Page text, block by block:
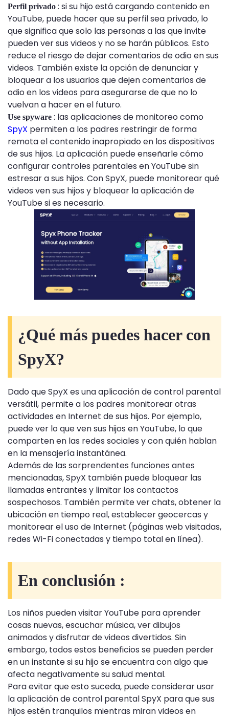
Perfil privado : si su hijo está cargando contenido en
YouTube, puede hacer que su perfil sea privado, lo
que significa que solo las personas a las que invite
pueden ver sus videos y no se harán públicos. Esto
reduce el riesgo de dejar comentarios de odio en sus
videos. También existe la opción de denunciar y
bloquear a los usuarios que dejen comentarios de
odio en los videos para asegurarse de que no lo
vuelvan a hacer en el futuro.
Use spyware : las aplicaciones de monitoreo como
SpyX permiten a los padres restringir de forma
remota el contenido inapropiado en los dispositivos
de sus hijos. La aplicación puede enseñarle cómo
configurar controles parentales en YouTube sin
estresar a sus hijos. Con SpyX, puede monitorear qué
videos ven sus hijos y bloquear la aplicación de
YouTube si es necesario.
¿Qué más puedes hacer con
SpyX?
Dado que SpyX es una aplicación de control parental
versátil, permite a los padres monitorear otras
actividades en Internet de sus hijos. Por ejemplo,
puede ver lo que ven sus hijos en YouTube, lo que
comparten en las redes sociales y con quién hablan
en la mensajería instantánea.
Además de las sorprendentes funciones antes
mencionadas, SpyX también puede bloquear las
llamadas entrantes y limitar los contactos
sospechosos. También permite ver chats, obtener la
ubicación en tiempo real, establecer geocercas y
monitorear el uso de Internet (páginas web visitadas,
redes Wi-Fi conectadas y tiempo total en línea).
En conclusión :
Los niños pueden visitar YouTube para aprender
cosas nuevas, escuchar música, ver dibujos
animados y disfrutar de videos divertidos. Sin
embargo, todos estos beneficios se pueden perder
en un instante si su hijo se encuentra con algo que
afecta negativamente su salud mental.
Para evitar que esto suceda, puede considerar usar
la aplicación de control parental SpyX para que sus
hijos estén tranquilos mientras miran videos en